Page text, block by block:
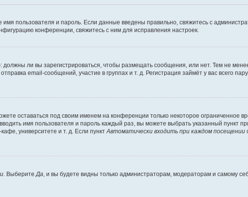
пользователя и пароль. Если данные введены правильно, свяжитесь с
конференции, свяжитесь с ним для исправления настроек.
ли вы зарегистрироваться, чтобы размещать сообщения, или нет. Тем не
email-сообщений, участие в группах и т. д. Регистрация займёт у вас всего
оставаться под своим именем на конференции только некоторое ограниченное
имя пользователя и пароль каждый раз, вы можете выбрать указанный пункт
университете и т. д. Если пункт Автоматически входить при каждом посещении
. Выберите Да , и вы будете видны только администраторам, модераторам и самому